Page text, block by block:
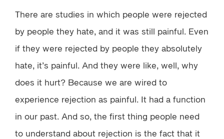
There are studies in which people were rejected
by people they hate, and it was still painful. Even
if they were rejected by people they absolutely
hate, it’s painful. And they were like, well, why
does it hurt? Because we are wired to
experience rejection as painful. It had a function
in our past. And so, the first thing people need
to understand about rejection is the fact that it